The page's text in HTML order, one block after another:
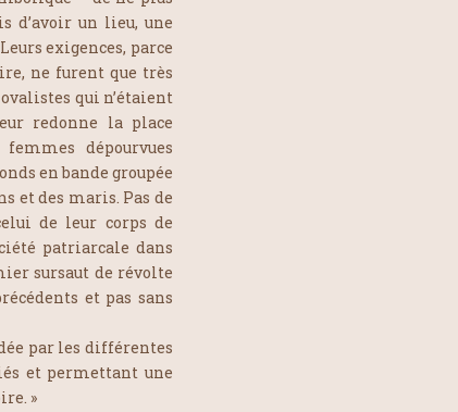
d’avoir un lieu, une
exigences, parce
ne furent que très
qui n’étaient
redonne la place
dépourvues
en bande groupée
et des maris. Pas de
de leur corps de
patriarcale dans
sursaut de révolte
et pas sans
par les différentes
et permettant une
»